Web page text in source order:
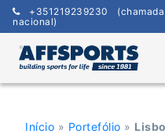
Skip
content
+351219239230
nacional)
Início » Portefólio »